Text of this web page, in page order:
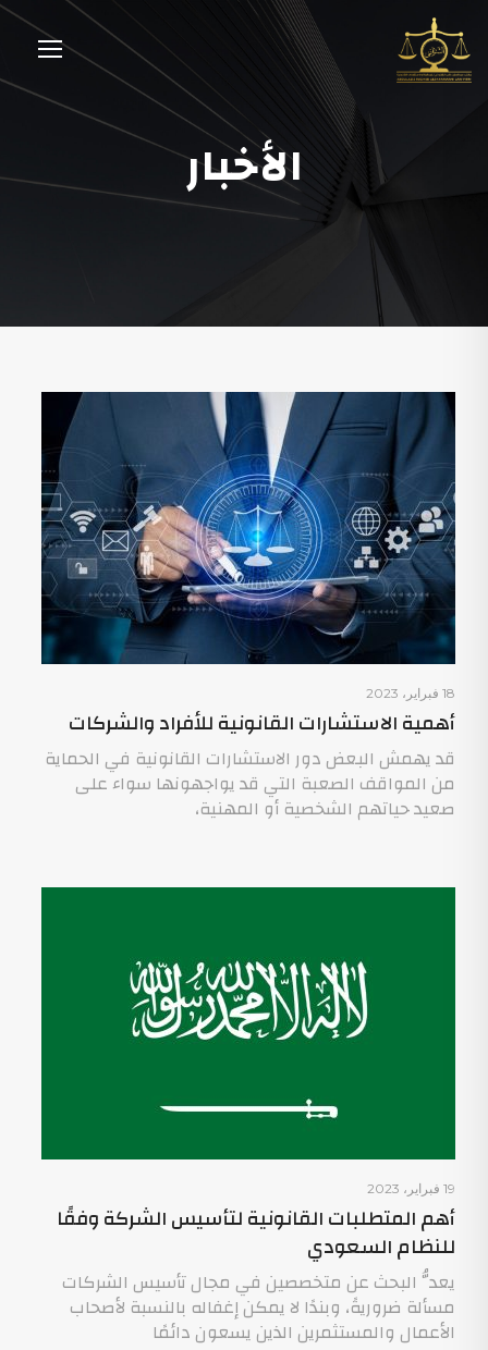
الأخبار
18 فبراير، 2023
أهمية الاستشارات القانونية للأفراد والشركات
قد يهمش البعض دور الاستشارات القانونية في الحماية
من المواقف الصعبة التي قد يواجهونها سواء على
صعيد حياتهم الشخصية أو المهنية،
19 فبراير، 2023
أهم المتطلبات القانونية لتأسيس الشركة وفقًا
للنظام السعودي
يعدُّ البحث عن متخصصين في مجال تأسيس الشركات
مسألة ضروريةً، وبندًا لا يمكن إغفاله بالنسبة لأصحاب
الأعمال والمستثمرين الذين يسعون دائمًا